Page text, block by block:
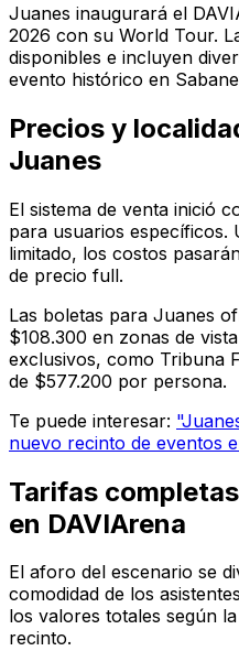
Juanes inaugurará el
2026 con su World Tour.
disponibles e incluyen
evento histórico en
Precios y
Juanes
El sistema de venta inició
para usuarios específicos.
limitado, los costos
de precio full.
Las boletas para Juanes
$108.300 en zonas de
exclusivos, como Tribuna
de $577.200 por persona.
Te puede interesar:
nuevo recinto de eventos
Tarifas
en DAVIArena
El aforo del escenario se
comodidad de los
los valores totales según
recinto.